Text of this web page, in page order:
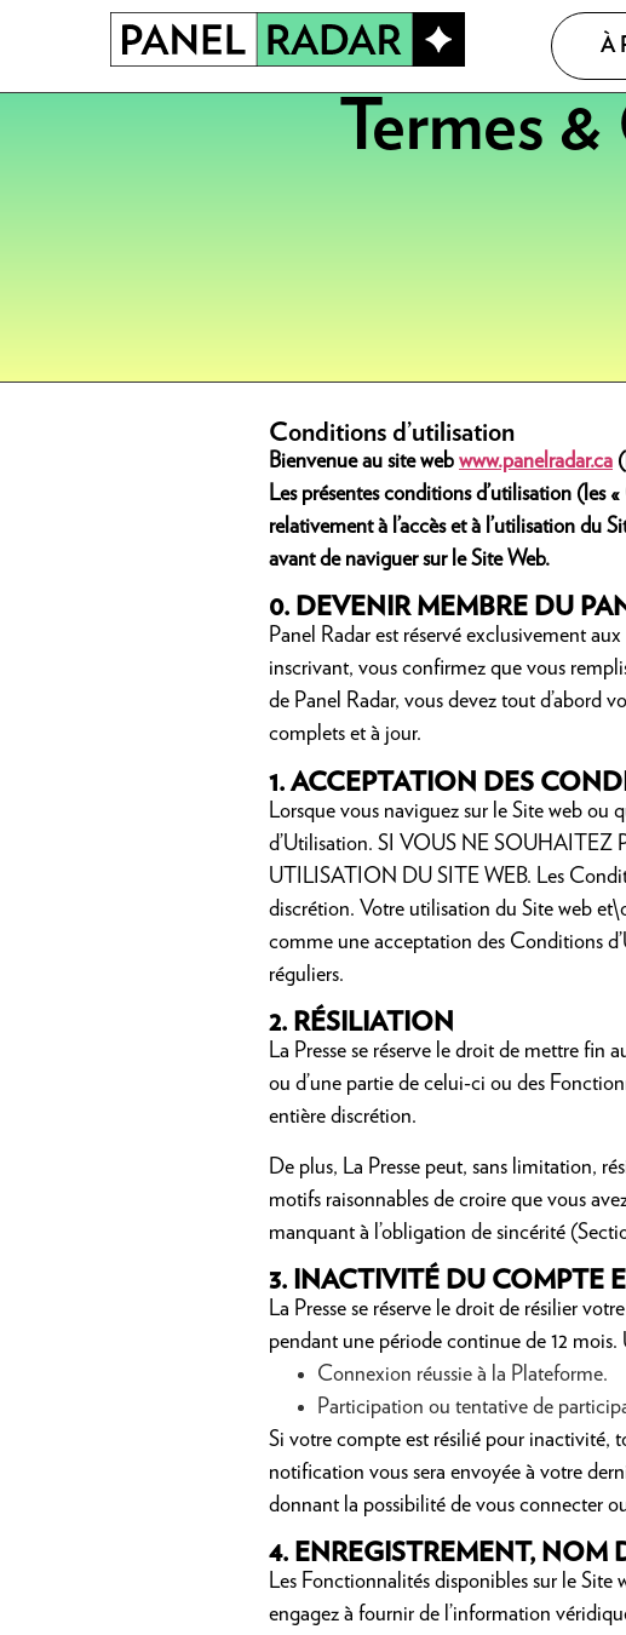
À
Termes
Conditions d’utilisation
Bienvenue au site web www.panelradar.ca
Les présentes conditions d’utilisation (les
relativement à l’accès et à l’utilisation
avant de naviguer sur le Site Web.
0. DEVENIR MEMBRE DU
Panel Radar est réservé exclusivement
inscrivant, vous confirmez que vous
de Panel Radar, vous devez tout d’abord
complets et à jour.
1. ACCEPTATION DES
Lorsque vous naviguez sur le Site web ou
d’Utilisation. SI VOUS NE
UTILISATION DU SITE WEB. Les
discrétion. Votre utilisation du Site web
comme une acceptation des Conditions
réguliers.
2. RÉSILIATION
La Presse se réserve le droit de mettre
ou d’une partie de celui-ci ou des
entière discrétion.
De plus, La Presse peut, sans limitation,
motifs raisonnables de croire que vous
manquant à l’obligation de sincérité
3. INACTIVITÉ DU COMPTE
La Presse se réserve le droit de résilier
pendant une période continue de 12 mois.
Connexion réussie à la Plateforme.
Participation ou tentative de
Si votre compte est résilié pour inactivité,
notification vous sera envoyée à votre
donnant la possibilité de vous connecter
4. ENREGISTREMENT, NOM
Les Fonctionnalités disponibles sur le Site
engagez à fournir de l’information